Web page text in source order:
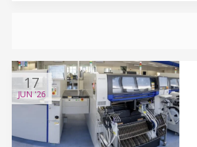
17
JUN'26